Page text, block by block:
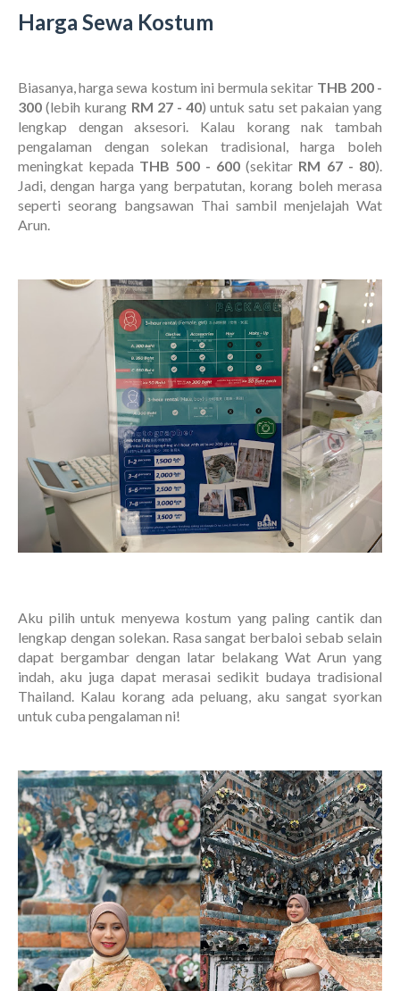
Harga Sewa Kostum
Biasanya, harga sewa kostum ini bermula sekitar THB 200 -
300 (lebih kurang RM 27 - 40) untuk satu set pakaian yang
lengkap dengan aksesori. Kalau korang nak tambah
pengalaman dengan solekan tradisional, harga boleh
meningkat kepada THB 500 - 600 (sekitar RM 67 - 80).
Jadi, dengan harga yang berpatutan, korang boleh merasa
seperti seorang bangsawan Thai sambil menjelajah Wat
Arun.
Aku pilih untuk menyewa kostum yang paling cantik dan
lengkap dengan solekan. Rasa sangat berbaloi sebab selain
dapat bergambar dengan latar belakang Wat Arun yang
indah, aku juga dapat merasai sedikit budaya tradisional
Thailand. Kalau korang ada peluang, aku sangat syorkan
untuk cuba pengalaman ni!